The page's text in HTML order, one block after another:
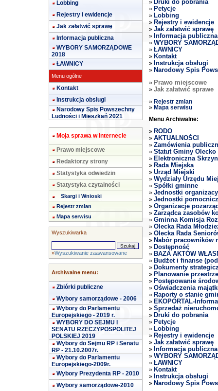
Lobbing
Rejestry i ewidencje
Jak załatwić sprawę
Informacja publiczna
WYBORY SAMORZĄDOWE
2018
ŁAWNICY
Menu ogólne
Kontakt
Instrukcja obsługi
Narodowy Spis Powszechny
Ludności i Mieszkań 2021
Moja sprawa w internecie
Prawo miejscowe
Redaktorzy strony
Statystyka odwiedzin
Statystyka czytalności
Skargi i Wnioski
Rejestr zmian
Mapa serwisu
Wyszukiwarka
»Wyszukiwanie zaawansowane
Archiwalne menu:
Zbiórki publiczne
Wybory samorządowe - 2006
Wybory do Parlamentu
Europejskiego - 2019 r.
WYBORY DO SEJMU I
SENATU RZECZYPOSPOLITEJ
POLSKIEJ 2019
Wybory do Sejmu RP i Senatu
RP - 21.10.2007r.
Wybory do Parlamentu
Europejskiego-2009r.
Wybory Prezydenta RP - 2010
Wybory samorządowe-2010
» Druki do pobrania
» Petycje
» Lobbing
» Rejestry i ewidencje
» Jak załatwić sprawę
» Informacja publiczna
» WYBORY
» ŁAWNICY
» Kontakt
» Instrukcja obsługi
» Narodowy Spis
» Prawo miejscowe
» Jak załatwić sprawe
» Rejestr zmian
» Mapa serwisu
Menu Archiwalne:
» RODO
» AKTUALNOŚCI
» Zamówienia
» Statut Gminy Olecko
» Elektroniczna
» Rada Miejska
» Urząd Miejski
» Wydziały Urzędu
» Spółki gminne
» Jednostki
» Jednostki
» Organizacje
» Zarządca zasobów
» Gminna Komisja
» Olecka Rada
» Olecka Rada
» Nabór pracowników
» Dostępność
» BAZA AKTÓW
» Budżet i finanse
» Dokumenty
» Planowanie
» Postępowanie
» Oświadczenia
» Raporty o stanie
» EKOPORTAL-
» Sprzedaż
» Druki do pobrania
» Petycje
» Lobbing
» Rejestry i ewidencje
» Jak załatwić sprawę
» Informacja publiczna
» WYBORY
» ŁAWNICY
» Kontakt
» Instrukcja obsługi
» Narodowy Spis